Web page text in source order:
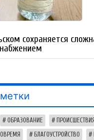
сохраняется
ОБРАЗОВАНИЕ
БЛАГОУСТРОЙСТВО